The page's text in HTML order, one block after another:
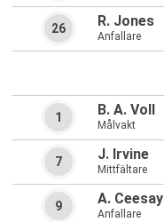
R. Jones
Anfallare
26
B. A. Voll
Målvakt
1
J. Irvine
Mittfältare
7
A. Ceesay
Anfallare
9